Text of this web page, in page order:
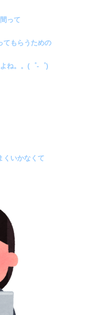
って
てもらうための
ね。。(゜-゜)
くいかなくて